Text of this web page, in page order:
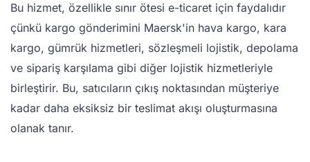
Bu hizmet, özellikle sınır ötesi e-ticaret için faydalıdır
çünkü kargo gönderimini Maersk'in hava kargo, kara
kargo, gümrük hizmetleri, sözleşmeli lojistik, depolama
ve sipariş karşılama gibi diğer lojistik hizmetleriyle
birleştirir. Bu, satıcıların çıkış noktasından müşteriye
kadar daha eksiksiz bir teslimat akışı oluşturmasına
olanak tanır.